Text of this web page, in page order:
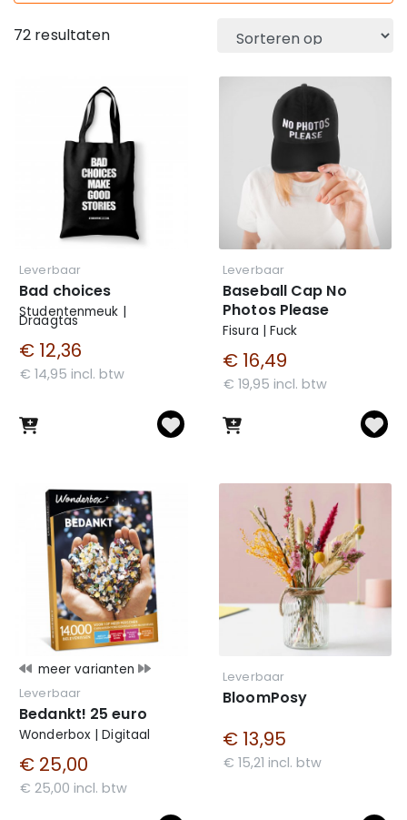
72 resultaten
Leverbaar
Bad choices
Studentenmeuk |
Draagtas
€ 12,36
€ 14,95 incl. btw
Leverbaar
Baseball Cap No
Photos Please
Fisura | Fuck
€ 16,49
€ 19,95 incl. btw
meer varianten
Leverbaar
Bedankt! 25 euro
Wonderbox | Digitaal
€ 25,00
€ 25,00 incl. btw
Leverbaar
BloomPosy
€ 13,95
€ 15,21 incl. btw